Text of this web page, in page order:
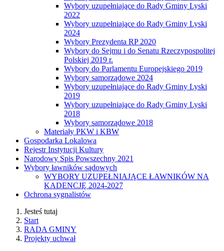
Wybory uzupełniające do Rady Gminy Lyski
2022
Wybory uzupełniające do Rady Gminy Lyski
2024
Wybory Prezydenta RP 2020
Wybory do Sejmu i do Senatu Rzeczypospolitej
Polskiej 2019 r.
Wybory do Parlamentu Europejskiego 2019
Wybory samorządowe 2024
Wybory uzupełniające do Rady Gminy Lyski
2019
Wybory uzupełniające do Rady Gminy Lyski
2018
Wybory samorządowe 2018
Materiały PKW i KBW
Gospodarka Lokalowa
Rejestr Instytucji Kultury
Narodowy Spis Powszechny 2021
Wybory ławników sądowych
WYBORY UZUPEŁNIAJĄCE ŁAWNIKÓW NA
KADENCJĘ 2024-2027
Ochrona sygnalistów
Jesteś tutaj
Start
RADA GMINY
Projekty uchwał